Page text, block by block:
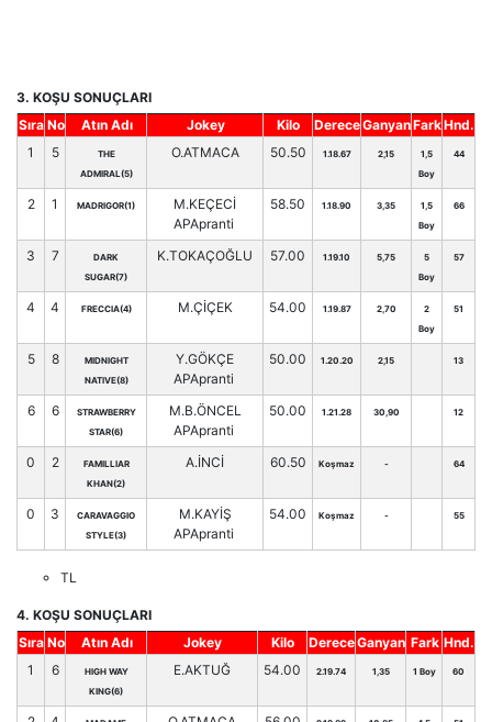
3. KOŞU SONUÇLARI
Sıra No Atın Adı Jokey Kilo DereceGanyanFarkHnd.
1
5
THE
ADMIRAL(5)
O.ATMACA 50.50 1.18.67 2,15
1,5
Boy
44
2 1 MADRIGOR(1)
M.KEÇECİ
APApranti
58.50 1.18.90 3,35
1,5
Boy
66
3 7
DARK
SUGAR(7)
K.TOKAÇOĞLU 57.00 1.19.10 5,75
5
Boy
57
4 4 FRECCIA(4) M.ÇİÇEK 54.00 1.19.87 2,70
2
Boy
51
5 8
MIDNIGHT
NATIVE(8)
Y.GÖKÇE
APApranti
50.00 1.20.20 2,15 13
6 6
STRAWBERRY
STAR(6)
M.B.ÖNCEL
APApranti
50.00 1.21.28 30,90 12
0 2
FAMILLIAR
KHAN(2)
A.İNCİ 60.50 Koşmaz - 64
0 3
CARAVAGGIO
STYLE(3)
M.KAYİŞ
APApranti
54.00 Koşmaz - 55
TL
4. KOŞU SONUÇLARI
Sıra No Atın Adı Jokey Kilo DereceGanyan Fark Hnd.
1
6
HIGH WAY
KING(6)
E.AKTUĞ 54.00 2.19.74 1,35 1 Boy 60